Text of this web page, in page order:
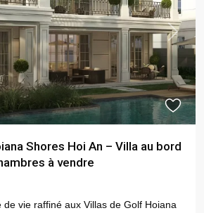
Next
Shores Hoi An – Villa au bord
à vendre
de vie raffiné aux Villas de Golf Hoiana